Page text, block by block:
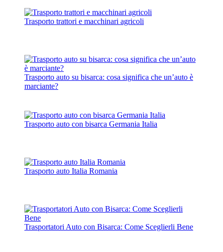
Trasporto trattori e macchinari agricoli
Trasporto auto su bisarca: cosa significa che un’auto è
marciante?
Trasporto auto con bisarca Germania Italia
Trasporto auto Italia Romania
Trasportatori Auto con Bisarca: Come Sceglierli Bene